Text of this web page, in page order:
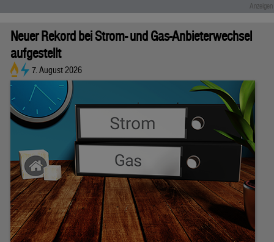
Neuer Rekord bei Strom- und Gas-Anbieterwechsel
aufgestellt
7. August 2026